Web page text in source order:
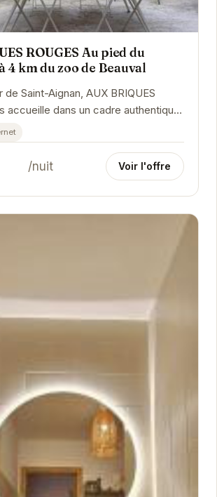
ROUGES Au pied du
4 km du zoo de Beauval
Saint-Aignan, AUX BRIQUES
accueille dans un cadre authentique
deux pas du majestueux château et
/nuit Voir l'offre